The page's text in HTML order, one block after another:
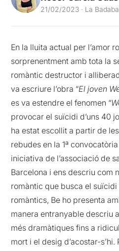
21/02/2023 · La
En la lluita actual per l’amor
sorprenentment amb tota la
romàntic destructor i
va escriure l’obra “El joven
es va estendre el fenomen “
provocar el suïcidi d’uns 40
ha estat escollit a partir de
rebudes en la 1ª convocatòria
iniciativa de l’associació de
Barcelona i ens descriu com
romàntic que busca el
romàntics, Be ho presenta
manera entranyable descriu
més dramàtiques fins a
mort i el desig d’acostar-